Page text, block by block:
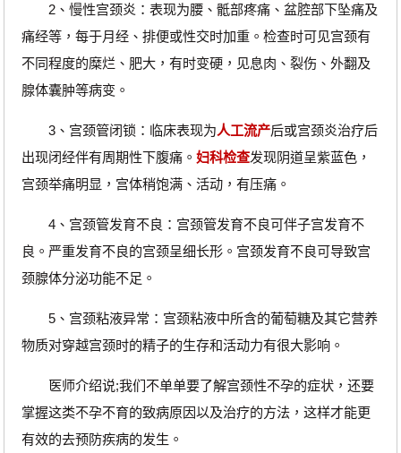
2、慢性宫颈炎：表现为腰、骶部疼痛、盆腔部下坠痛及
痛经等，每于月经、排便或性交时加重。检查时可见宫颈有
不同程度的糜烂、肥大，有时变硬，见息肉、裂伤、外翻及
腺体囊肿等病变。
3、宫颈管闭锁：临床表现为人工流产后或宫颈炎治疗后
出现闭经伴有周期性下腹痛。 妇科检查发现阴道呈紫蓝色，
宫颈举痛明显，宫体稍饱满、活动，有压痛。
4、宫颈管发育不良：宫颈管发育不良可伴子宫发育不
良。严重发育不良的宫颈呈细长形。宫颈发育不良可导致宫
颈腺体分泌功能不足。
5、宫颈粘液异常：宫颈粘液中所含的葡萄糖及其它营养
物质对穿越宫颈时的精子的生存和活动力有很大影响。
医师介绍说;我们不单单要了解宫颈性不孕的症状，还要
掌握这类不孕不育的致病原因以及治疗的方法，这样才能更
有效的去预防疾病的发生。